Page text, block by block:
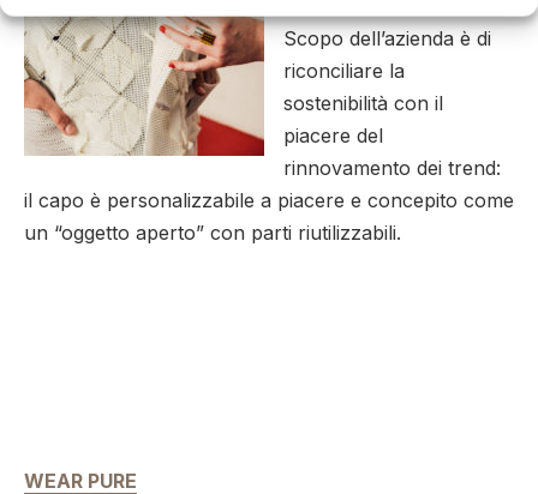
Scopo dell’azienda è di
riconciliare la
sostenibilità con il
piacere del
rinnovamento dei trend:
il capo è personalizzabile a piacere e concepito come
un “oggetto aperto” con parti riutilizzabili.
WEAR PURE